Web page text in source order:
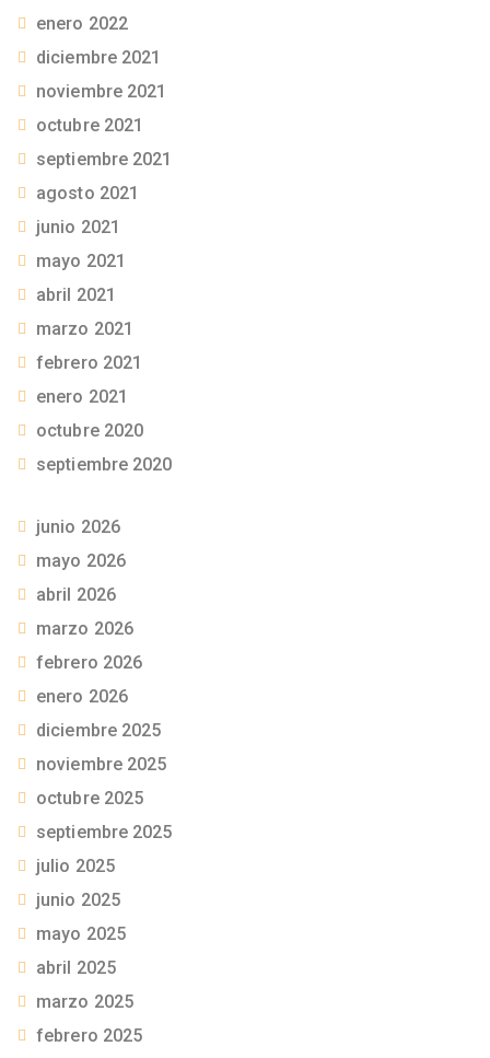
enero 2022
diciembre 2021
noviembre 2021
octubre 2021
septiembre 2021
agosto 2021
junio 2021
mayo 2021
abril 2021
marzo 2021
febrero 2021
enero 2021
octubre 2020
septiembre 2020
junio 2026
mayo 2026
abril 2026
marzo 2026
febrero 2026
enero 2026
diciembre 2025
noviembre 2025
octubre 2025
septiembre 2025
julio 2025
junio 2025
mayo 2025
abril 2025
marzo 2025
febrero 2025